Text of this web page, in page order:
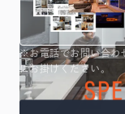
※お電話でお問い合わ
にお掛けください。